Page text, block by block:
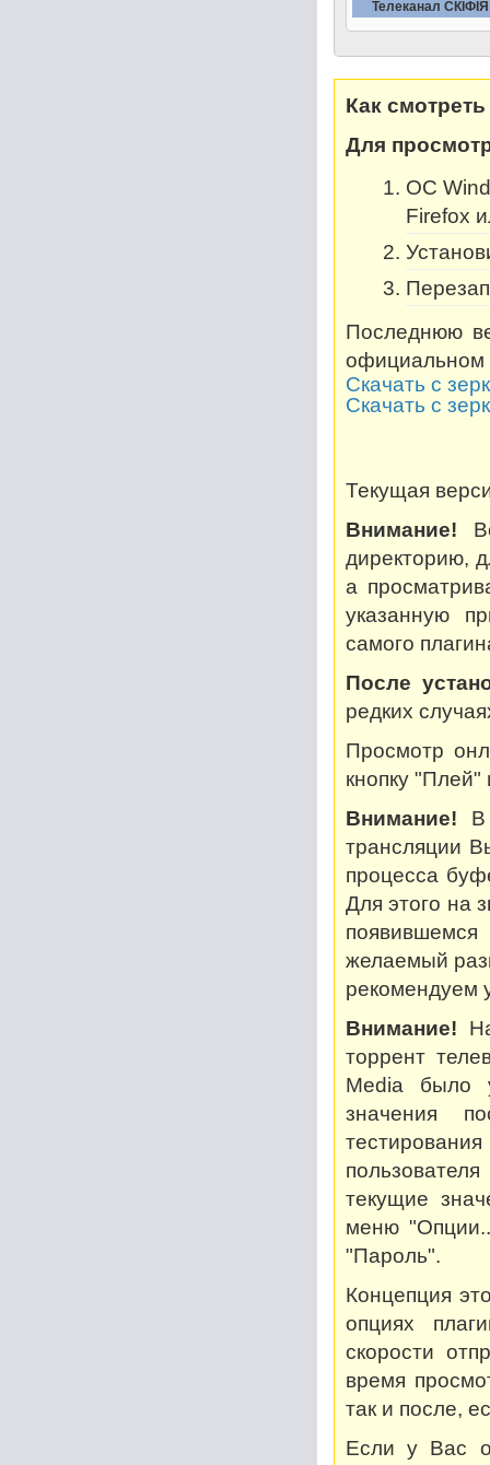
Телеканал СКIФIЯ
Как
Для
OC
Firefox
Последнюю
официальном
Скачать с
Скачать с
Текущая
Внимание!
директорию,
а
указанную
самого
После
редких
Просмотр
кнопку
Внимание! В
трансляции
процесса
Для этого на
желаемый
рекомендуем
Внимание!
торрент
Media было
значения
текущие
меню
"Пароль".
Концепция
опциях
скорости
время
так и после,
Если у Вас